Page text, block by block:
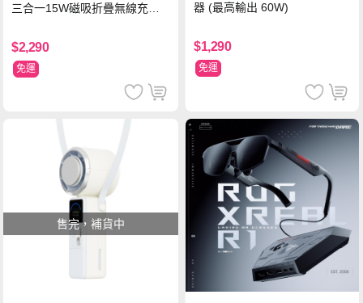
三合一15W磁吸折疊無線充電
$2,290
免運
器 (最高輸出 60W)
$1,290
免運
售完，補貨中